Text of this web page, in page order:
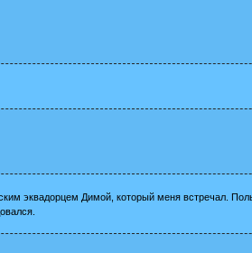
эквадорцем Димой, который меня встречал.